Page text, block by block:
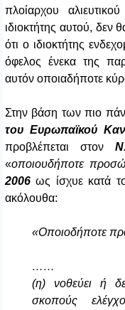
πλοίαρχου
ιδιοκτήτης αυτού, δεν
ότι ο ιδιοκτήτης
όφελος ένεκα της
αυτόν οποιαδήποτε
Στην βάση των πιο
του Ευρωπαϊκού
προβλέπεται στονΝ.
«οποιουδήποτε
2006ως ίσχυε κατά
ακόλουθα:
«Οποιοδήποτε
……
(η) νοθεύει ή
σκοπούς